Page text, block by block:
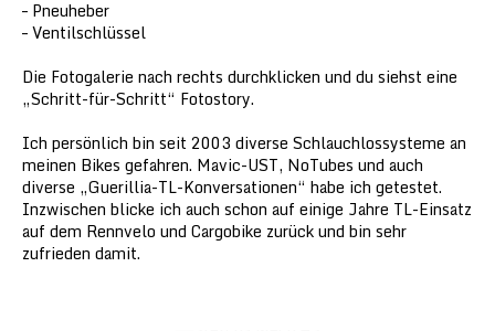
– Pneuheber
– Ventilschlüssel
Die Fotogalerie nach rechts durchklicken und du siehst eine
„Schritt-für-Schritt“ Fotostory.
Ich persönlich bin seit 2003 diverse Schlauchlossysteme an
meinen Bikes gefahren. Mavic-UST, NoTubes und auch
diverse „Guerillia-TL-Konversationen“ habe ich getestet.
Inzwischen blicke ich auch schon auf einige Jahre TL-Einsatz
auf dem Rennvelo und Cargobike zurück und bin sehr
zufrieden damit.